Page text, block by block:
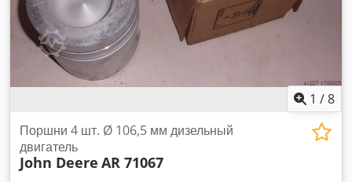
1 /8
Поршни 4 шт. Ø 106,5 мм дизельный
двигатель
John Deere AR 71067